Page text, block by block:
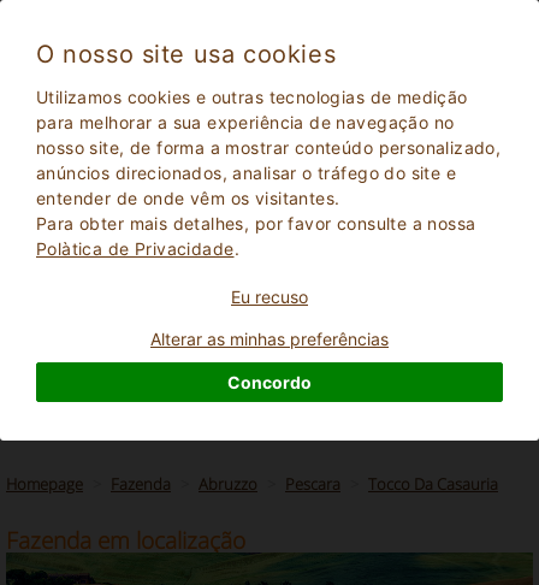
O nosso site usa cookies
Utilizamos cookies e outras tecnologias de medição
para melhorar a sua experiência de navegação no
nosso site, de forma a mostrar conteúdo personalizado,
anúncios direcionados, analisar o tráfego do site e
entender de onde vêm os visitantes.
Para obter mais detalhes, por favor consulte a nossa
Polà­tica de Privacidade.
Eu recuso
Alterar as minhas preferências
Concordo
Homepage Fazenda Abruzzo Pescara Tocco Da Casauria
Fazenda em localização